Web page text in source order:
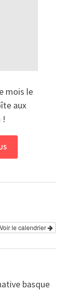
mois le
aux
!
Voir le calendrier
basque